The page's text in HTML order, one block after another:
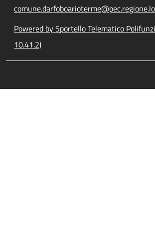
Powered by Sportello Telematico
10.41.2)